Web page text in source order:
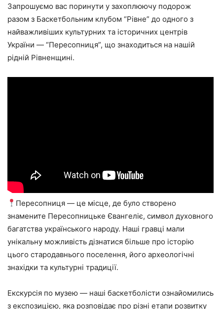
Запрошуємо вас поринути у захоплюючу подорож
разом з Баскетбольним клубом “Рівне” до одного з
найважливіших культурних та історичних центрів
України — “Пересопниця”, що знаходиться на нашій
рідній Рівненщині.
Пересопниця — це місце, де було створено
знамените Пересопницьке Євангеліє, символ духовного
багатства українського народу. Наші гравці мали
унікальну можливість дізнатися більше про історію
цього стародавнього поселення, його археологічні
знахідки та культурні традиції.
Екскурсія по музею — наші баскетболісти ознайомились
з експозицією, яка розповідає про різні етапи розвитку